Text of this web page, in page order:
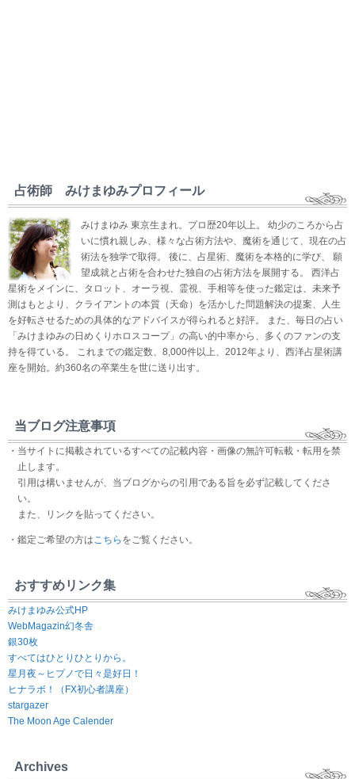
占術師 みけまゆみプロフィール
みけまゆみ 東京生まれ。プロ歴20年以上。 幼少のころから占
いに慣れ親しみ、様々な占術方法や、魔術を通じて、現在の占
術法を独学で取得。 後に、占星術、魔術を本格的に学び、 願
望成就と占術を合わせた独自の占術方法を展開する。 西洋占
星術をメインに、タロット、オーラ視、霊視、手相等を使った鑑定は、未来予
測はもとより、クライアントの本質（天命）を活かした問題解決の提案、人生
を好転させるための具体的なアドバイスが得られると好評。 また、毎日の占い
「みけまゆみの日めくりホロスコープ」の高い的中率から、多くのファンの支
持を得ている。 これまでの鑑定数、8,000件以上、2012年より、西洋占星術講
座を開始。約360名の卒業生を世に送り出す。
当ブログ注意事項
・当サイトに掲載されているすべての記載内容・画像の無許可転載・転用を禁
止します。
引用は構いませんが、当ブログからの引用である旨を必ず記載してくださ
い。
また、リンクを貼ってください。
・鑑定ご希望の方はこちら をご覧ください。
おすすめリンク集
みけまゆみ公式HP
WebMagazin幻冬舎
銀30枚
すべてはひとりひとりから。
星月夜～ヒプノで日々是好日！
ヒナラボ！（FX初心者講座）
stargazer
The Moon Age Calender
Archives